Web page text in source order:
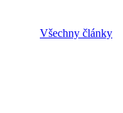
Všechny články